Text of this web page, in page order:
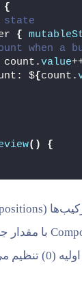
{
state
{
when a
count.value
${count.
()
{
در هر بازترکیب